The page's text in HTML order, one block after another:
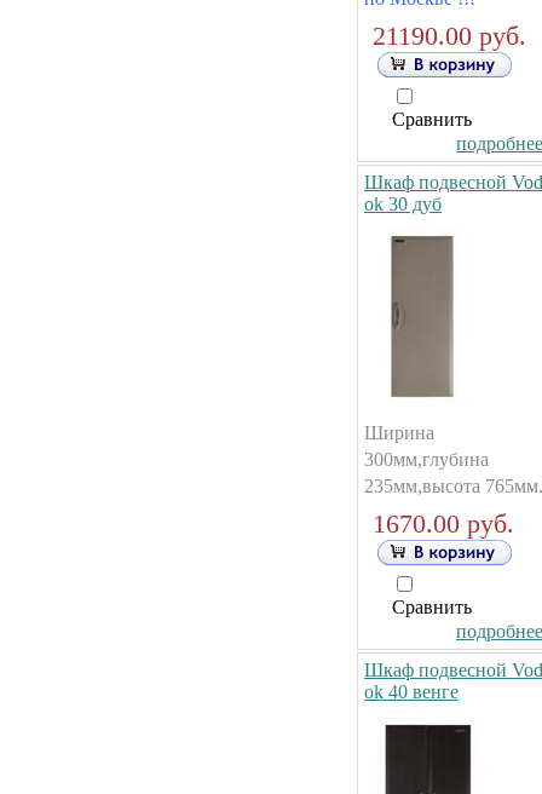
21190.00 руб.
Сравнить
Шкаф подвесной
ok 30 дуб
Ширина
300мм,глубина
235мм,высота 765мм.
1670.00 руб.
Сравнить
Шкаф подвесной
ok 40 венге